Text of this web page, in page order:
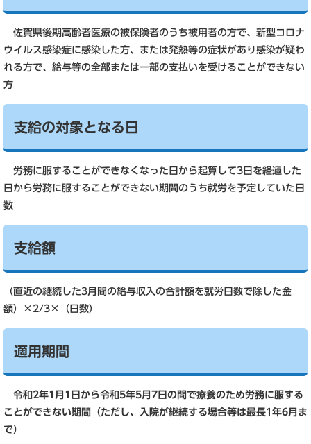
佐賀県後期高齢者医療の被保険者のうち被用者の方で、新型コロナ
ウイルス感染症に感染した方、または発熱等の症状があり感染が疑わ
れる方で、給与等の全部または一部の支払いを受けることができない
方
支給の対象となる日
労務に服することができなくなった日から起算して3日を経過した
日から労務に服することができない期間のうち就労を予定していた日
数
支給額
（直近の継続した3月間の給与収入の合計額を就労日数で除した金
額）×2/3×（日数）
適用期間
令和2年1月1日から令和5年5月7 日 の間で療養のため労務に服する
ことができない期間（ただし、入院が継続する場合等は最長1年6月ま
で）